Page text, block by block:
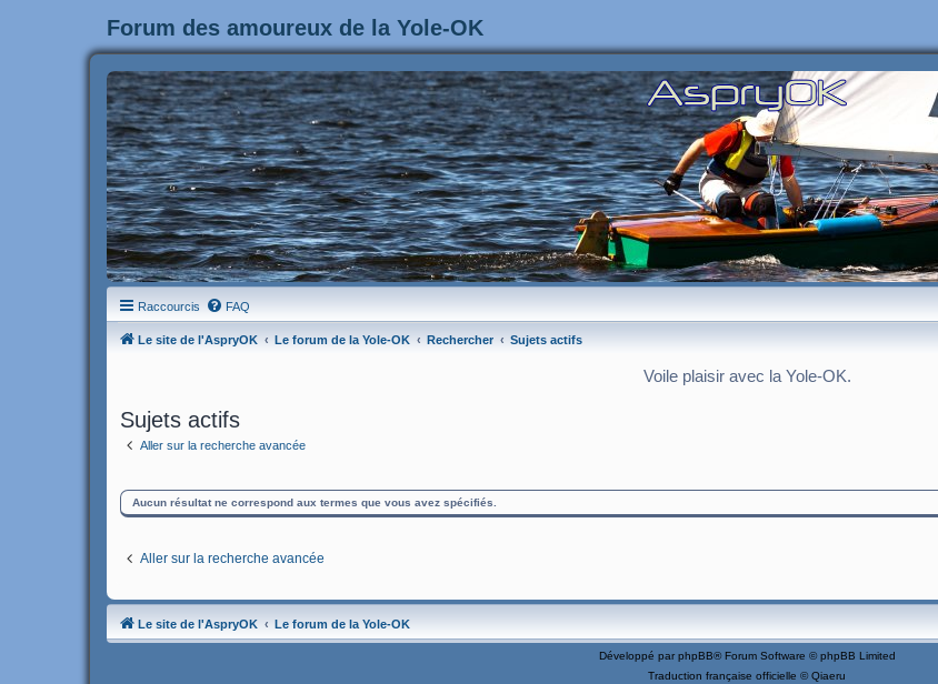
Forum des amoureux de la Yole-OK
Raccourcis FAQ
Le site de l'AspryOK Le forum de la Yole-OK Rechercher Sujets actifs
Voile plaisir avec la Yole-OK.
Sujets actifs
Aller sur la recherche avancée
Aucun résultat ne correspond aux termes que vous avez spécifiés.
Aller sur la recherche avancée
Le site de l'AspryOK Le forum de la Yole-OK
Développé par phpBB® Forum Software © phpBB Limited
Traduction française officielle ©Qiaeru